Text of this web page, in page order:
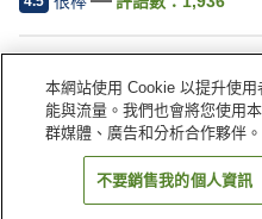
停車場
Spa／美容沙龍
日本 福井縣 蘆原找
本網站使用 Cookie 以提升使
能與流量。我們也會將您使用
群媒體、廣告和分析合作夥伴。
不要銷售我的個人資訊